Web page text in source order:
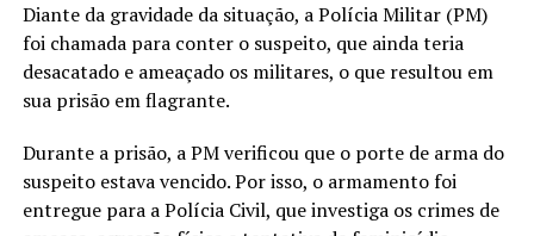
Diante da gravidade da situação, a Polícia Militar (PM)
foi chamada para conter o suspeito, que ainda teria
desacatado e ameaçado os militares, o que resultou em
sua prisão em flagrante.
Durante a prisão, a PM verificou que o porte de arma do
suspeito estava vencido. Por isso, o armamento foi
entregue para a Polícia Civil, que investiga os crimes de